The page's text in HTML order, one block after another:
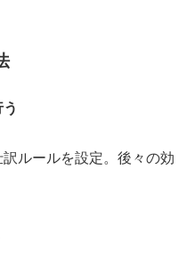
ルールを設定。後々の効